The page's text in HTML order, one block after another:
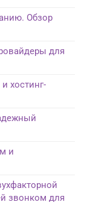
Обзор
для
хостинг-
и
звонком для